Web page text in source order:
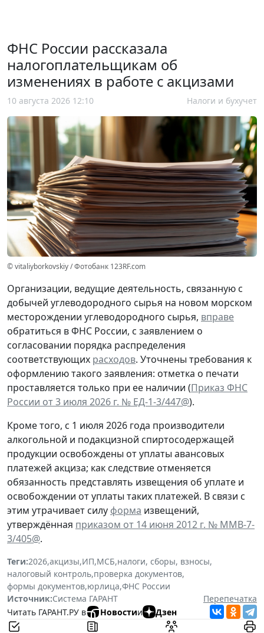
ФНС России рассказала
налогоплательщикам об
изменениях в работе с акцизами
10 августа 2026 12:10 Налоги и бухучет
© vitaliyborkovskiy / Фотобанк 123RF.com
Организации, ведущие деятельность, связанную с
добычей углеводородного сырья на новом морском
месторождении углеводородного сырья, вправе
обратиться в ФНС России, с заявлением о
согласовании порядка распределения
соответствующих расходов. Уточнены требования к
оформлению такого заявления: отметка о печати
проставляется только при ее наличии (Приказ ФНС
России от 3 июля 2026 г. № ЕД-1-3/447@).
Кроме того, с 1 июля 2026 года производители
алкогольной и подакцизной спиртосодержащей
продукции освобождены от уплаты авансовых
платежей акциза; как следствие отменяется
обязанность представлять извещения об уплате и
освобождении от уплаты таких платежей. В связи с
этим утрачивает силу форма извещений,
утверждённая приказом от 14 июня 2012 г. № ММВ-7-
3/405@.
Теги:2026,акцизы,ИП,МСБ,налоги, сборы, взносы,
налоговый контроль,проверка документов,
формы документов,юрлица,ФНС России
Источник:Система ГАРАНТ
Перепечатка
Читать ГАРАНТ.РУ в
Новостии Дзен